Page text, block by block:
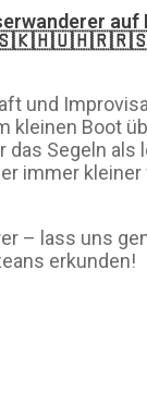
auf
und
kleinen Boot
das Segeln als
immer
– lass uns
erkunden!